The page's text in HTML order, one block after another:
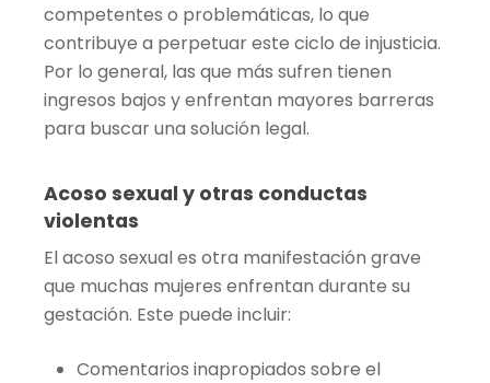
competentes o problemáticas, lo que
contribuye a perpetuar este ciclo de injusticia.
Por lo general, las que más sufren tienen
ingresos bajos y enfrentan mayores barreras
para buscar una solución legal.
Acoso sexual y otras conductas
violentas
El acoso sexual es otra manifestación grave
que muchas mujeres enfrentan durante su
gestación. Este puede incluir:
Comentarios inapropiados sobre el